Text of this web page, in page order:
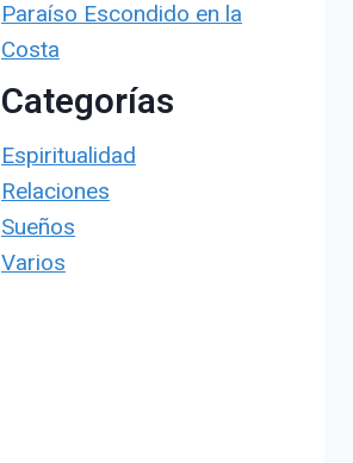
Paraíso Escondido en la
Costa
Categorías
Espiritualidad
Relaciones
Sueños
Varios